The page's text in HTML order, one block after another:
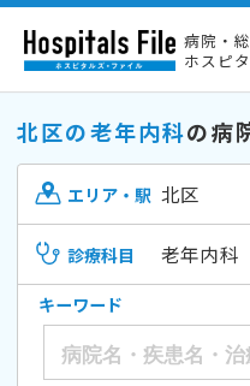
病院・
ホスピ
北区の老年内科の病
エリア・駅 北区
診療科目 老年内科
キーワード